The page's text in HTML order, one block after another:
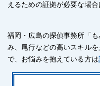
えるための証拠が必要な場
福岡・広島の探偵事務所「
み、尾行などの高いスキル
で、お悩みを抱えている方は